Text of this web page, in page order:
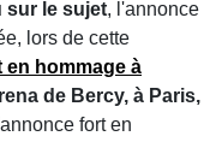
sur le sujet, l'annonce
lors de cette
en hommage à
de Bercy, à Paris,
fort en